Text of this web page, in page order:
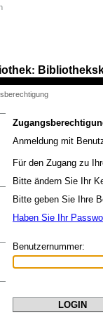
:
Anmeldung mit
Für den Zugang zu
Bitte ändern Sie Ihr
Bitte geben Sie Ihre
Haben Sie Ihr
Benutzernummer: